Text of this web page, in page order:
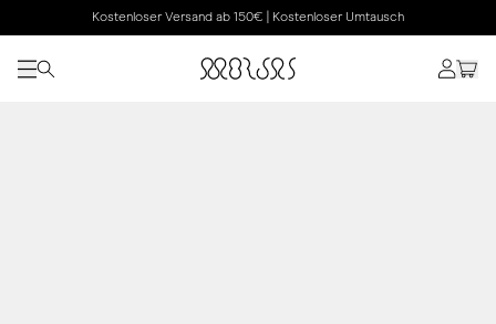
Kostenloser Versand ab 150€ | Kostenloser Umtausch